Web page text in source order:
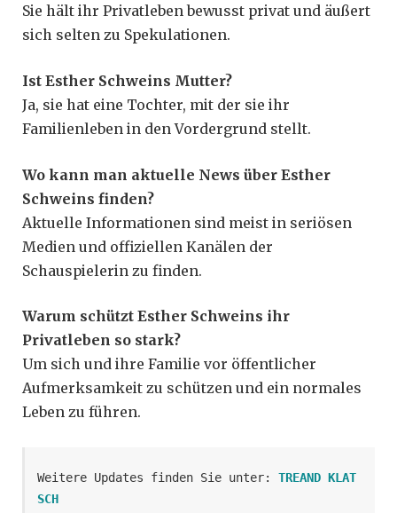
Sie hält ihr Privatleben bewusst privat und äußert
sich selten zu Spekulationen.
Ist Esther Schweins Mutter?
Ja, sie hat eine Tochter, mit der sie ihr
Familienleben in den Vordergrund stellt.
Wo kann man aktuelle News über Esther
Schweins finden?
Aktuelle Informationen sind meist in seriösen
Medien und offiziellen Kanälen der
Schauspielerin zu finden.
Warum schützt Esther Schweins ihr
Privatleben so stark?
Um sich und ihre Familie vor öffentlicher
Aufmerksamkeit zu schützen und ein normales
Leben zu führen.
Weitere Updates finden Sie unter: TREAND KLAT
SCH